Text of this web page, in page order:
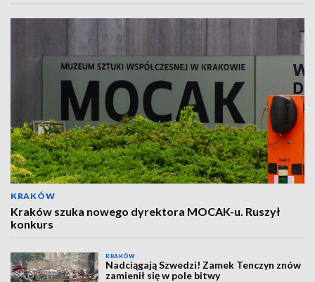
KRAKÓW
Kraków szuka nowego dyrektora MOCAK-u. Ruszył
konkurs
KRAKÓW
Nadciągają Szwedzi! Zamek Tenczyn znów
zamienił się w pole bitwy